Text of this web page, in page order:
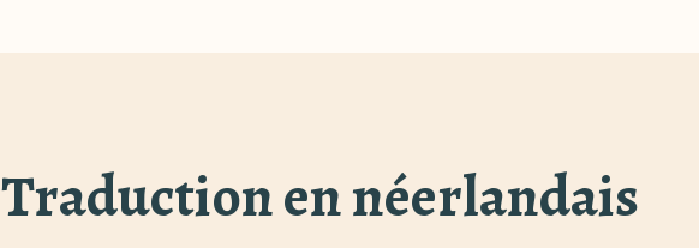
Traduction en néerlandais